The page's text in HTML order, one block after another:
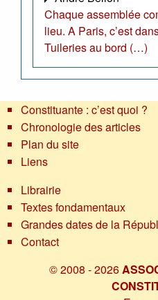
Chaque assemblée
lieu. A Paris, c’est
Tuileries au bord (…)
Constituante : c’est quoi ?
Chronologie des articles
Plan du site
Liens
Librairie
Textes fondamentaux
Grandes dates de la
Contact
© 2008 - 2026